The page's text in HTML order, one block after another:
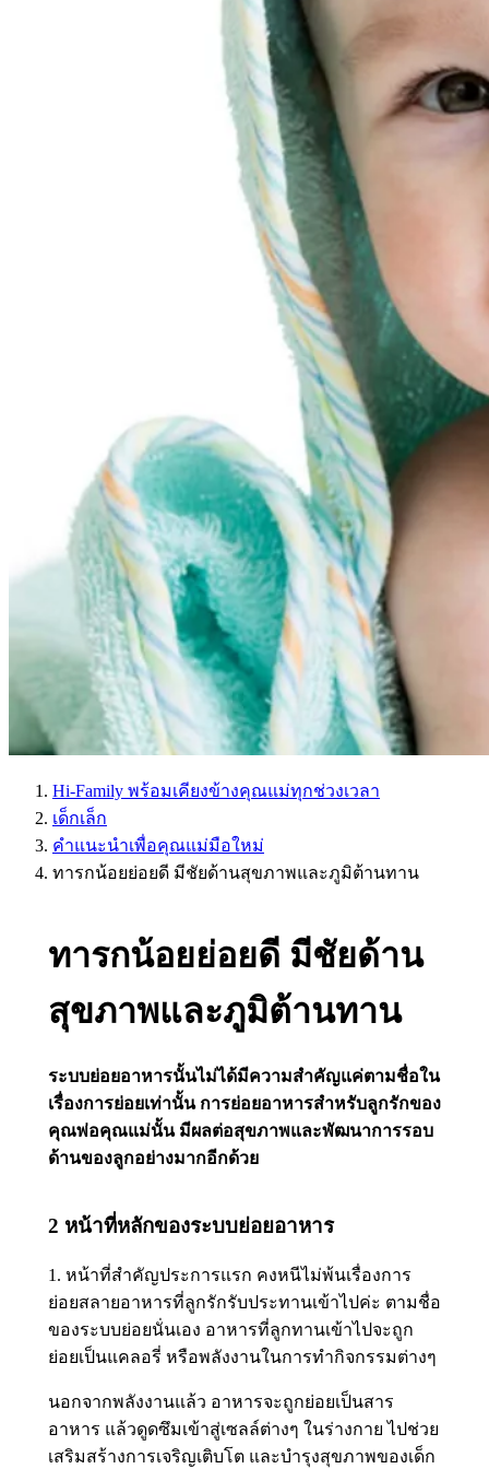
Hi-Family พร้อมเคียงข้างคุณแม่ทุกช่วงเวลา
เด็กเล็ก
คำแนะนำเพื่อคุณแม่มือใหม่
ทารกน้อยย่อยดี มีชัยด้านสุขภาพและภูมิต้านทาน
ทารกน้อยย่อยดี มีชัยด้าน
สุขภาพและภูมิต้านทาน
ระบบย่อยอาหารนั้นไม่ได้มีความสำคัญแค่ตามชื่อใน
เรื่องการย่อยเท่านั้น การย่อยอาหารสำหรับลูกรักของ
คุณพ่อคุณแม่นั้น มีผลต่อสุขภาพและพัฒนาการรอบ
ด้านของลูกอย่างมากอีกด้วย
2 หน้าที่หลักของระบบย่อยอาหาร
1. หน้าที่สำคัญประการแรก คงหนีไม่พ้นเรื่องการ
ย่อยสลายอาหารที่ลูกรักรับประทานเข้าไปค่ะ ตามชื่อ
ของระบบย่อยนั่นเอง อาหารที่ลูกทานเข้าไปจะถูก
ย่อยเป็นแคลอรี่ หรือพลังงานในการทำกิจกรรมต่างๆ
นอกจากพลังงานแล้ว อาหารจะถูกย่อยเป็นสาร
อาหาร แล้วดูดซึมเข้าสู่เซลล์ต่างๆ ในร่างกาย ไปช่วย
เสริมสร้างการเจริญเติบโต และบำรุงสุขภาพของเด็ก